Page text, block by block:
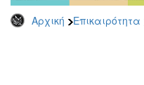
Αρχική Επικαιρότητα
2026
2025